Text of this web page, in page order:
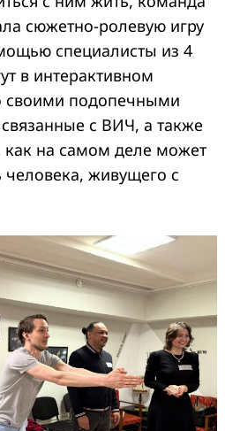
сюжетно-ролевую игру
специалисты из 4
в интерактивном
своими подопечными
с ВИЧ, а также
как на самом деле может
человека, живущего с